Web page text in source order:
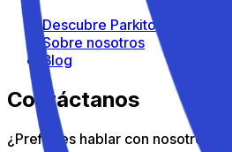
Descubre Parkito
Sobre nosotros
Blog
Contáctanos
¿Prefieres hablar con nosotros?